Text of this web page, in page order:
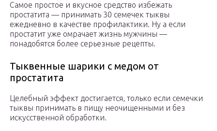
Самое простое и вкусное средство избежать
простатита — принимать 30 семечек тыквы
ежедневно в качестве профилактики. Ну а если
простатит уже омрачает жизнь мужчины —
понадобятся более серьезные рецепты.
Тыквенные шарики с медом от
простатита
Целебный эффект достигается, только если семечки
тыквы принимать в пищу неочищенными и без
искусственной обработки.